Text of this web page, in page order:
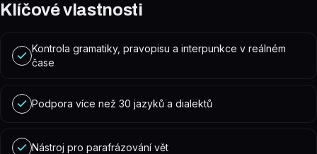
Klíčové vlastnosti
Kontrola gramatiky, pravopisu a interpunkce v reálném
čase
Podpora více než 30 jazyků a dialektů
Nástroj pro parafrázování vět